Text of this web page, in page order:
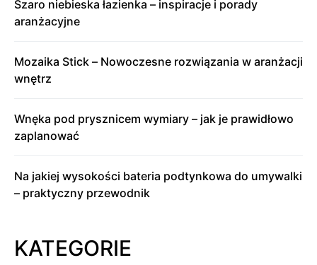
Szaro niebieska łazienka – inspiracje i porady
aranżacyjne
Mozaika Stick – Nowoczesne rozwiązania w aranżacji
wnętrz
Wnęka pod prysznicem wymiary – jak je prawidłowo
zaplanować
Na jakiej wysokości bateria podtynkowa do umywalki
– praktyczny przewodnik
KATEGORIE